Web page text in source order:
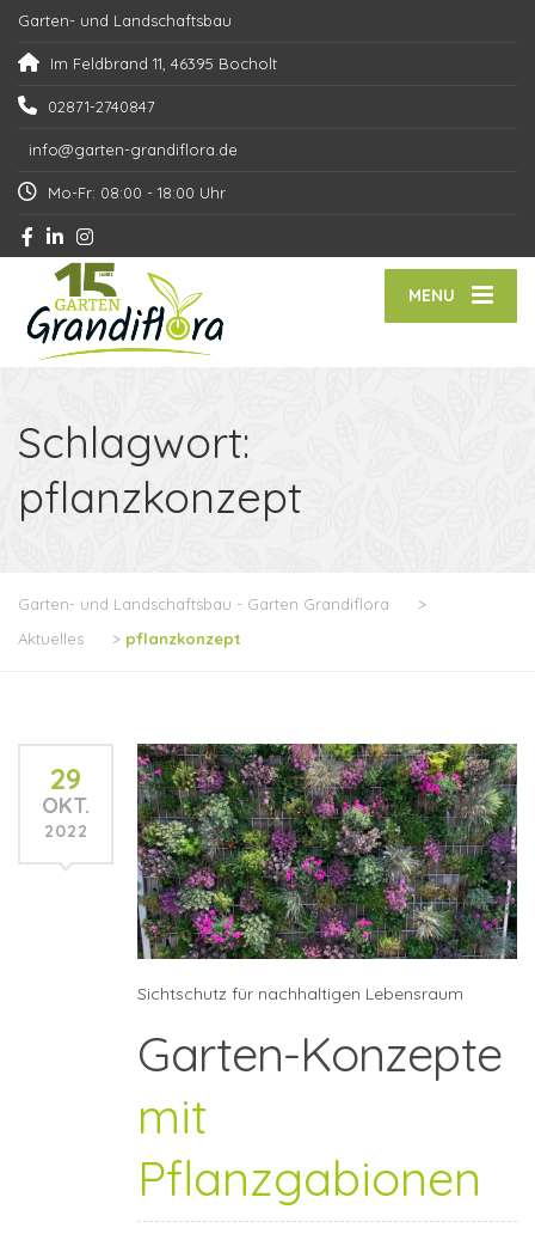
Garten- und Landschaftsbau
Im Feldbrand 11, 46395 Bocholt
02871-2740847
info@garten-grandiflora.de
Mo-Fr: 08:00 - 18:00 Uhr
MENU
Schlagwort:
pflanzkonzept
Garten- und Landschaftsbau - Garten Grandiflora
>
Aktuelles
> pflanzkonzept
29
OKT.
2022
Sichtschutz für nachhaltigen Lebensraum
Garten-Konzepte
mit
Pflanzgabionen